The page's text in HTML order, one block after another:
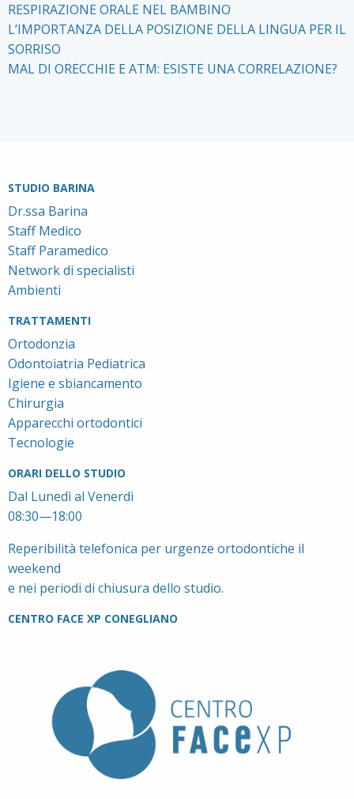
RESPIRAZIONE ORALE NEL BAMBINO
L’IMPORTANZA DELLA POSIZIONE DELLA LINGUA PER IL
SORRISO
MAL DI ORECCHIE E ATM: ESISTE UNA CORRELAZIONE?
STUDIO BARINA
Dr.ssa Barina
Staff Medico
Staff Paramedico
Network di specialisti
Ambienti
TRATTAMENTI
Ortodonzia
Odontoiatria Pediatrica
Igiene e sbiancamento
Chirurgia
Apparecchi ortodontici
Tecnologie
ORARI DELLO STUDIO
Dal Lunedì al Venerdì
08:30—18:00
Reperibilità telefonica per urgenze ortodontiche il
weekend
e nei periodi di chiusura dello studio.
CENTRO FACE XP CONEGLIANO